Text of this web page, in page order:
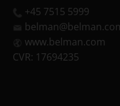
+45 7515 5999
www.belman.com
CVR: 17694235